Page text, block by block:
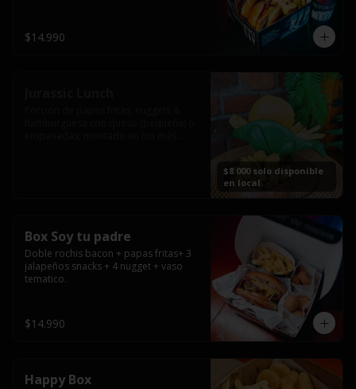
$14.990
$8.000 solo disponible
en local
Box Soy tu padre
Doble rochis bacon + papas fritas+ 3
jalapeños snacks + 4 nugget + vaso
tematico.
$14.990
Happy Box